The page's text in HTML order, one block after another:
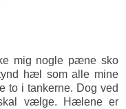
mig nogle pæne sko
hæl som alle mine
to i tankerne. Dog ved
vælge. Hælene er